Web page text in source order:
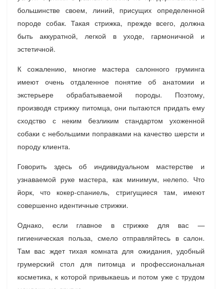
большинстве своем, линий, присущих определенной
породе собак. Такая стрижка, прежде всего, должна
быть аккуратной, легкой в уходе, гармоничной и
эстетичной.
К сожалению, многие мастера салонного груминга
имеют очень отдаленное понятие об анатомии и
экстерьере обрабатываемой породы. Поэтому,
производя стрижку питомца, они пытаются придать ему
сходство с неким безликим стандартом ухоженной
собаки с небольшими поправками на качество шерсти и
породу клиента.
Говорить здесь об индивидуальном мастерстве и
узнаваемой руке мастера, как минимум, нелепо. Что
йорк, что кокер-спаниель, стригущиеся там, имеют
совершенно идентичные стрижки.
Однако, если главное в стрижке для вас —
гигиеническая польза, смело отправляйтесь в салон.
Там вас ждет тихая комната для ожидания, удобный
грумерский стол для питомца и профессиональная
косметика, к которой привыкаешь и потом уже с трудом